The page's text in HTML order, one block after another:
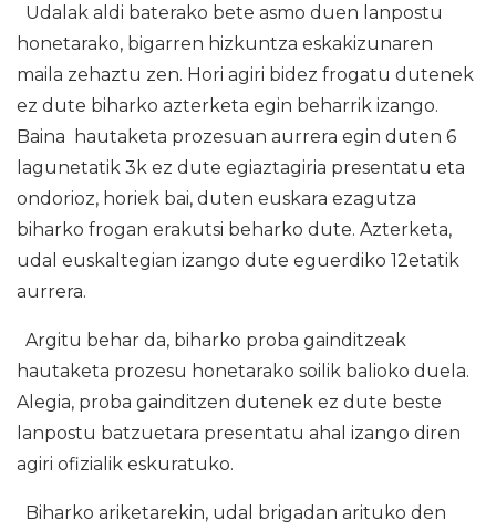
Udalak aldi baterako bete asmo duen lanpostu
honetarako, bigarren hizkuntza eskakizunaren
maila zehaztu zen. Hori agiri bidez frogatu dutenek
ez dute biharko azterketa egin beharrik izango.
Baina hautaketa prozesuan aurrera egin duten 6
lagunetatik 3k ez dute egiaztagiria presentatu eta
ondorioz, horiek bai, duten euskara ezagutza
biharko frogan erakutsi beharko dute. Azterketa,
udal euskaltegian izango dute eguerdiko 12etatik
aurrera.
Argitu behar da, biharko proba gainditzeak
hautaketa prozesu honetarako soilik balioko duela.
Alegia, proba gainditzen dutenek ez dute beste
lanpostu batzuetara presentatu ahal izango diren
agiri ofizialik eskuratuko.
Biharko ariketarekin, udal brigadan arituko den